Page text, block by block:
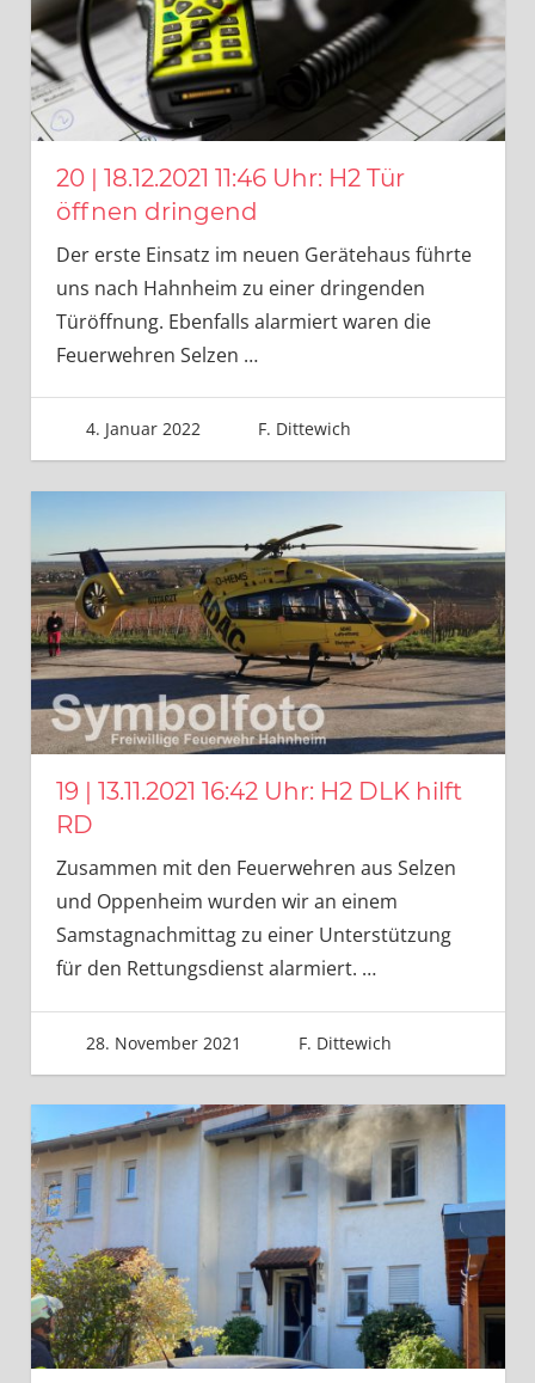
20 | 18.12.2021 11:46 Uhr: H2 Tür
öffnen dringend
Der erste Einsatz im neuen Gerätehaus führte
uns nach Hahnheim zu einer dringenden
Türöffnung. Ebenfalls alarmiert waren die
Feuerwehren Selzen …
4. Januar 2022 F. Dittewich
19 | 13.11.2021 16:42 Uhr: H2 DLK hilft
RD
Zusammen mit den Feuerwehren aus Selzen
und Oppenheim wurden wir an einem
Samstagnachmittag zu einer Unterstützung
für den Rettungsdienst alarmiert. …
28. November 2021 F. Dittewich